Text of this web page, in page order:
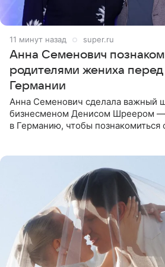
11 минут назад super.ru
Анна Семенович
родителями жениха перед
Германии
Анна Семенович сделала важный
бизнесменом Денисом Шреером —
в Германию, чтобы познакомиться